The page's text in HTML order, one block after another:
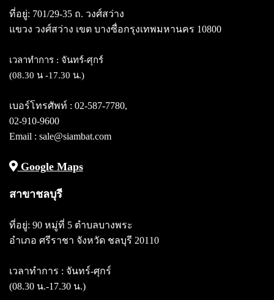
ที่อยู่: 701/29-35 ถ. วงศ์สว่าง
แขวง วงศ์สว่าง เขต บางซื่อกรุงเทพมหานคร 10800
เวลาทำการ : จันทร์-ศุกร์
(08.30 น -17.30 น.)
เบอร์โทรศัพท์ : 02-587-7780,
02-910-9600
Email : sale@siambat.com
Google Maps
สาขาชลบุรี
ที่อยู่: 90 หมู่ที่ 5 ตำบลบางพระ
อำเภอ ศรีราชา จังหวัด ชลบุรี 20110
เวลาทำการ : จันทร์-ศุกร์
(08.30 น.-17.30 น.)